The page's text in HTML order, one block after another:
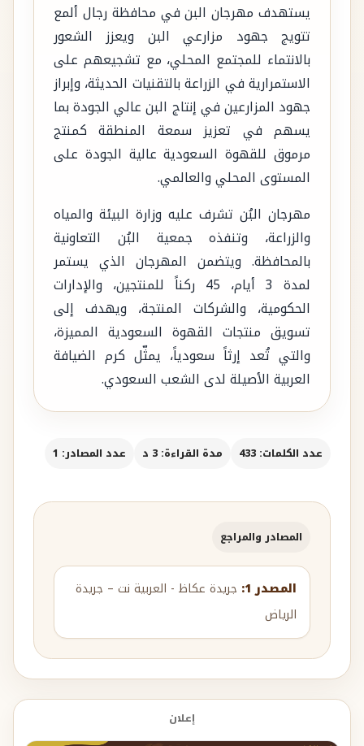
يستهدف مهرجان البن في محافظة رجال ألمع
تتويج جهود مزارعي البن ويعزز الشعور
بالانتماء للمجتمع المحلي، مع تشجيعهم على
الاستمرارية في الزراعة بالتقنيات الحديثة، وإبراز
جهود المزارعين في إنتاج البن عالي الجودة بما
يسهم في تعزيز سمعة المنطقة كمنتج
مرموق للقهوة السعودية عالية الجودة على
المستوى المحلي والعالمي.
مهرجان البُن تشرف عليه وزارة البيئة والمياه
والزراعة، وتنفذه جمعية البُن التعاونية
بالمحافظة. ويتضمن المهرجان الذي يستمر
لمدة 3 أيام، 45 ركناً للمنتجين، والإدارات
الحكومية، والشركات المنتجة، ويهدف إلى
تسويق منتجات القهوة السعودية المميزة،
والتي تُعد إرثاً سعودياً، يمثّل كرم الضيافة
العربية الأصيلة لدى الشعب السعودي.
عدد الكلمات: 433 مدة القراءة: 3 د عدد المصادر: 1
المصادر والمراجع
المصدر 1:
جريدة عكاظ - العربية نت – جريدة
الرياض
إعلان